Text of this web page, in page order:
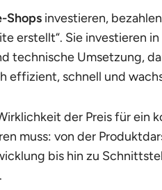
Shops investieren,
erstellt“. Sie investieren
technische Umsetzung,
effizient, schnell und
der Preis für ein
muss: von der
bis hin zu